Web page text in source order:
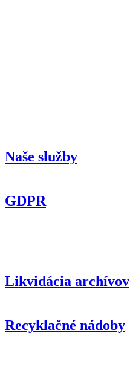
Naše služby
GDPR
Likvidácia archívov
Recyklačné nádoby